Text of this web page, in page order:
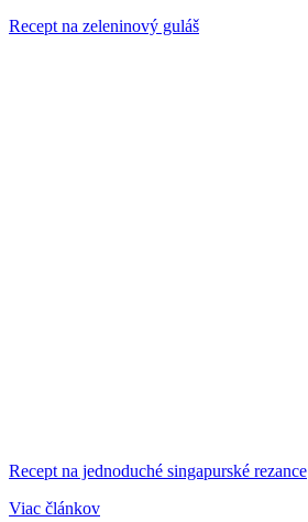
Recept na zeleninový guláš
Recept na jednoduché singapurské rezance
Viac článkov